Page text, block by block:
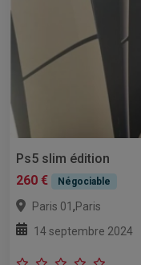
Ps5 slim édition
260 €
Négociable
Paris 01 ,Paris
14 septembre 2024